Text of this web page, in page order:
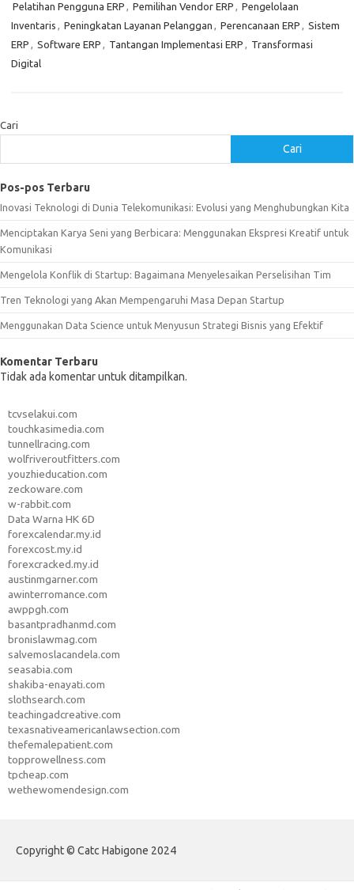
Pelatihan Pengguna ERP , Pemilihan Vendor ERP , Pengelolaan
Inventaris , Peningkatan Layanan Pelanggan , Perencanaan ERP , Sistem
ERP , Software ERP , Tantangan Implementasi ERP , Transformasi
Digital
Cari
Cari
Pos-pos Terbaru
Inovasi Teknologi di Dunia Telekomunikasi: Evolusi yang Menghubungkan Kita
Menciptakan Karya Seni yang Berbicara: Menggunakan Ekspresi Kreatif untuk
Komunikasi
Mengelola Konflik di Startup: Bagaimana Menyelesaikan Perselisihan Tim
Tren Teknologi yang Akan Mempengaruhi Masa Depan Startup
Menggunakan Data Science untuk Menyusun Strategi Bisnis yang Efektif
Komentar Terbaru
Tidak ada komentar untuk ditampilkan.
tcvselakui.com
touchkasimedia.com
tunnellracing.com
wolfriveroutfitters.com
youzhieducation.com
zeckoware.com
w-rabbit.com
Data Warna HK 6D
forexcalendar.my.id
forexcost.my.id
forexcracked.my.id
austinmgarner.com
awinterromance.com
awppgh.com
basantpradhanmd.com
bronislawmag.com
salvemoslacandela.com
seasabia.com
shakiba-enayati.com
slothsearch.com
teachingadcreative.com
texasnativeamericanlawsection.com
thefemalepatient.com
topprowellness.com
tpcheap.com
wethewomendesign.com
Copyright © Catc Habigone 2024